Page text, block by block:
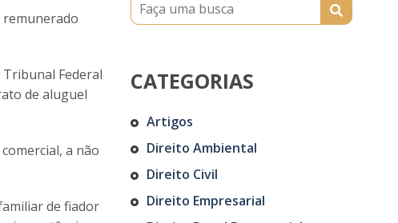
remunerado
Federal
de aluguel
a não
de fiador
CATEGORIAS
Artigos
Direito Ambiental
Direito Civil
Direito Empresarial